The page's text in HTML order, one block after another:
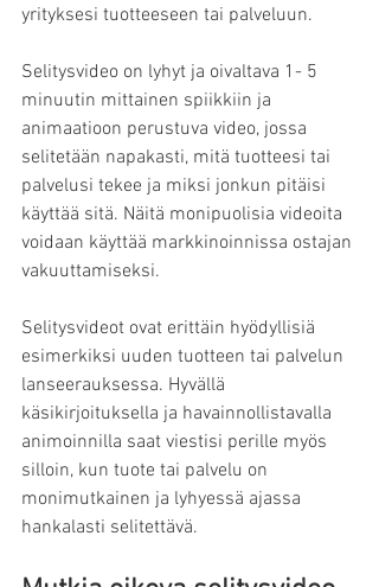
yrityksesi tuotteeseen tai palveluun.
Selitysvideo on lyhyt ja oivaltava 1- 5
minuutin mittainen spiikkiin ja
animaatioon perustuva video, jossa
selitetään napakasti, mitä tuotteesi tai
palvelusi tekee ja miksi jonkun pitäisi
käyttää sitä. Näitä monipuolisia videoita
voidaan käyttää markkinoinnissa ostajan
vakuuttamiseksi.
Selitysvideot ovat erittäin hyödyllisiä
esimerkiksi uuden tuotteen tai palvelun
lanseerauksessa. Hyvällä
käsikirjoituksella ja havainnollistavalla
animoinnilla saat viestisi perille myös
silloin, kun tuote tai palvelu on
monimutkainen ja lyhyessä ajassa
hankalasti selitettävä.